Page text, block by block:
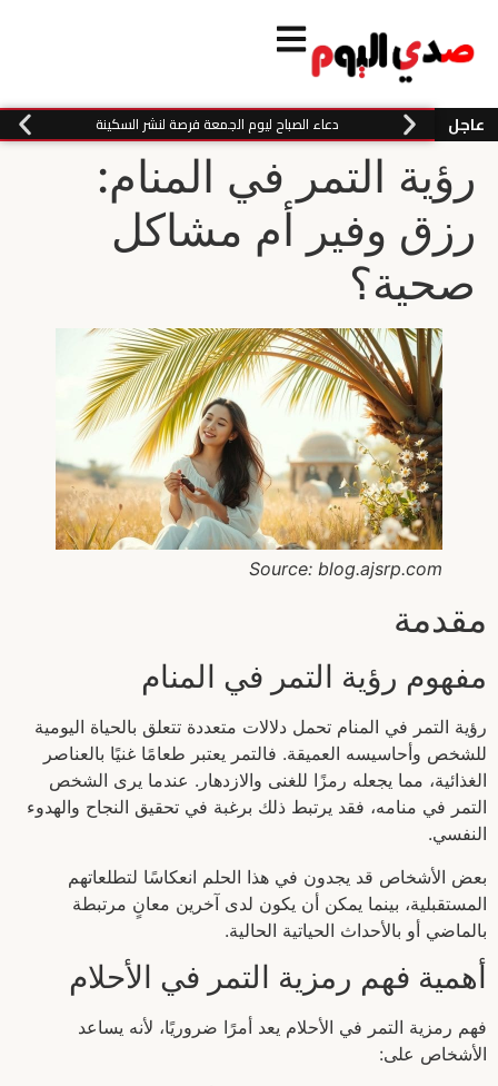
عاجل دعاء الصباح ليوم الجمعة فرصة لنشر السكينة
رؤية التمر في المنام:
رزق وفير أم مشاكل
صحية؟
Source: blog.ajsrp.com
مقدمة
مفهوم رؤية التمر في المنام
رؤية التمر في المنام تحمل دلالات متعددة تتعلق بالحياة اليومية
للشخص وأحاسيسه العميقة. فالتمر يعتبر طعامًا غنيًا بالعناصر
الغذائية، مما يجعله رمزًا للغنى والازدهار. عندما يرى الشخص
التمر في منامه، فقد يرتبط ذلك برغبة في تحقيق النجاح والهدوء
النفسي.
بعض الأشخاص قد يجدون في هذا الحلم انعكاسًا لتطلعاتهم
المستقبلية، بينما يمكن أن يكون لدى آخرين معانٍ مرتبطة
بالماضي أو بالأحداث الحياتية الحالية.
أهمية فهم رمزية التمر في الأحلام
فهم رمزية التمر في الأحلام يعد أمرًا ضروريًا، لأنه يساعد
الأشخاص على: